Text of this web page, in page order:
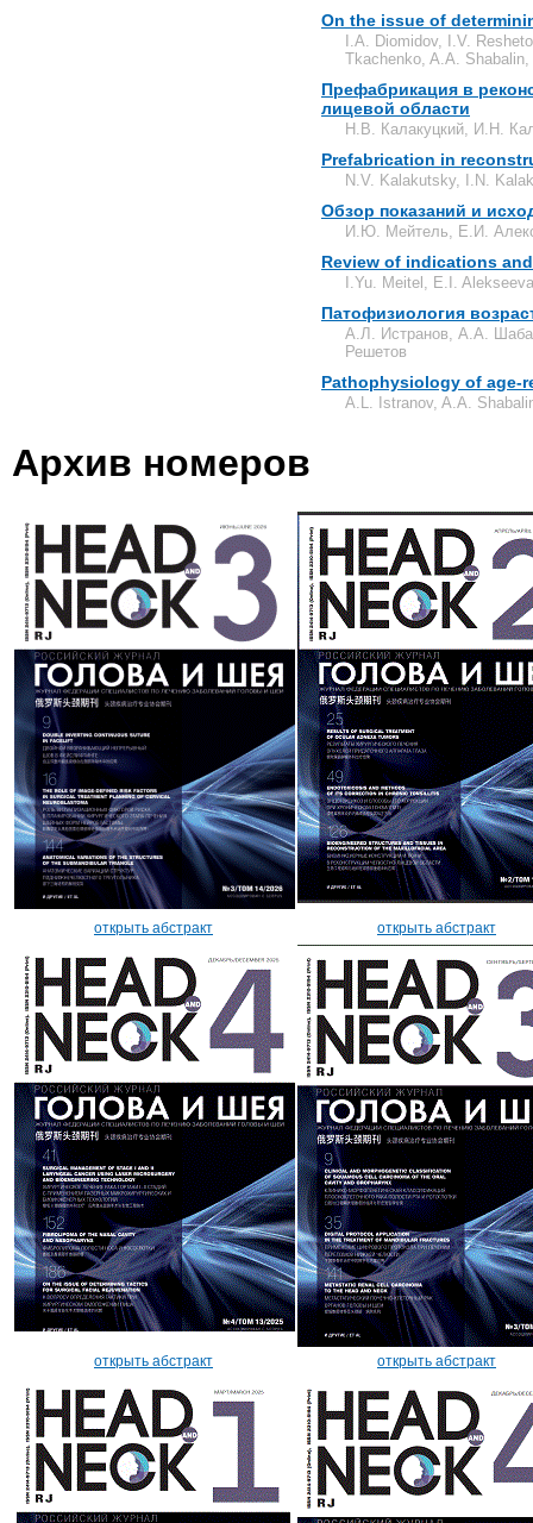
On the issue of
I.A. Diomidov, I.V.
Tkachenko, A.A.
Префабрикация в
лицевой области
Н.В. Калакуцкий, И.Н.
Prefabrication in
N.V. Kalakutsky, I.N.
Обзор показаний и
И.Ю. Мейтель, Е.И.
Review of indications
I.Yu. Meitel, E.I.
Патофизиология
А.Л. Истранов, А.А.
Решетов
Pathophysiology of age-
A.L. Istranov, A.A.
Архив номеров
открыть абстракт открыть абстракт
открыть абстракт открыть абстракт